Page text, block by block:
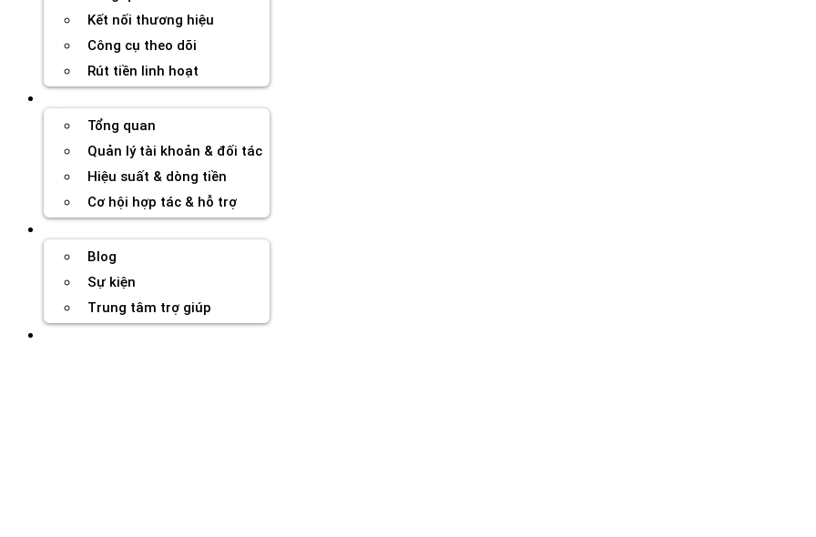
Kết nối thương hiệu
Công cụ theo dõi
Rút tiền linh hoạt
Tổng quan
Quản lý tài khoản & đối tác
Hiệu suất & dòng tiền
Cơ hội hợp tác & hỗ trợ
Blog
Sự kiện
Trung tâm trợ giúp